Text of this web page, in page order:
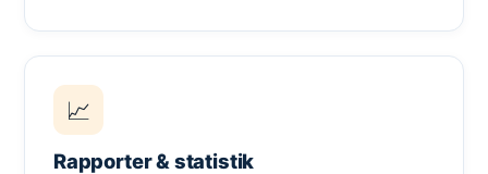
📈
Rapporter & statistik